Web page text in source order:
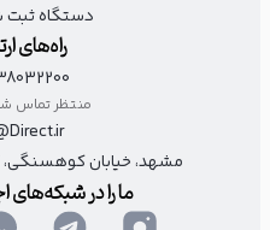
قدم بعدی مخاطب را مشخص
وب‌سایت، ارسال یک کلمه برای
دیگری که مخاطب را به تعامل با
(نام مشتری) عزیز
دستگاه ثبت
راه‌های
منتظر تماس
مشهد، خیابان کوهسنگی،
ما را در شبکه‌های